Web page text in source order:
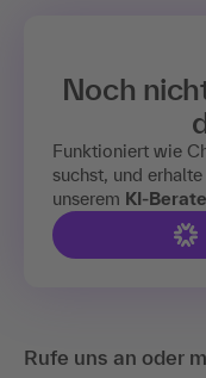
Noch
Funktioniert wie
suchst, und
unserem KI-
Rufe uns an oder